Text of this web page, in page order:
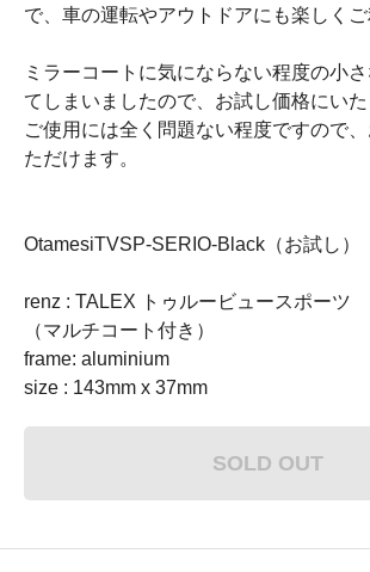
で、車の運転やアウトドアにも楽しくご
ミラーコートに気にならない程度の小
てしまいましたので、お試し価格にいた
ご使用には全く問題ない程度ですので
ただけます。
OtamesiTVSP-SERIO-Black（お試し）
renz : TALEX トゥルービュースポーツ
（マルチコート付き）
frame: aluminium
size : 143mm x 37mm
SOLD OUT